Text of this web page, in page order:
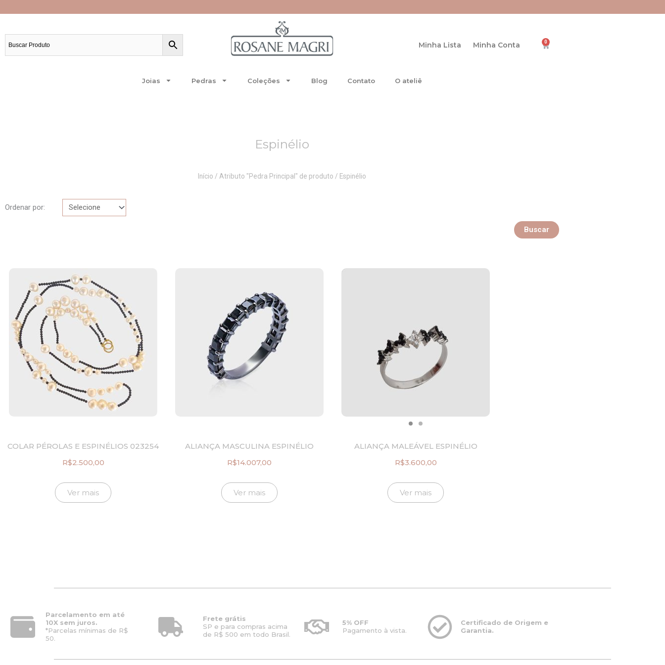
conteúdoFrete grátis para todo o Brasil. Minha Lista Minha Conta 0
Cart
Joias Pedras Coleções Blog Contato O ateliê
Espinélio
Início / Atributo "Pedra Principal" de produto / Espinélio
Ordenar por:
Buscar
COLAR PÉROLAS E ESPINÉLIOS 023254
R$2.500,00
Ver mais
ALIANÇA MASCULINA ESPINÉLIO
R$14.007,00
Ver mais
ALIANÇA MALEÁVEL ESPINÉLIO
R$3.600,00
Ver mais
Parcelamento em até
10X sem juros.
*Parcelas mínimas de R$
50.
Frete grátis
SP e para compras acima
de R$ 500 em todo Brasil.
5% OFF
Pagamento à vista.
Certificado de Origem e
Garantia.